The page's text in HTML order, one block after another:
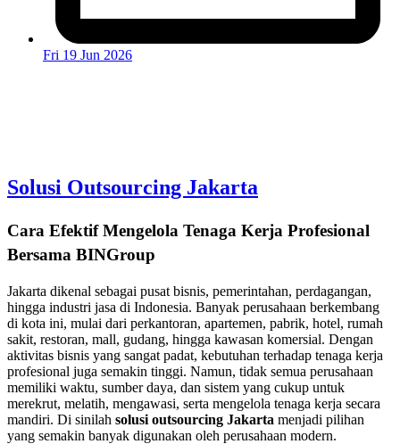
Fri 19 Jun 2026
Solusi Outsourcing Jakarta
Cara Efektif Mengelola Tenaga Kerja Profesional
Bersama BINGroup
Jakarta dikenal sebagai pusat bisnis, pemerintahan, perdagangan,
hingga industri jasa di Indonesia. Banyak perusahaan berkembang
di kota ini, mulai dari perkantoran, apartemen, pabrik, hotel, rumah
sakit, restoran, mall, gudang, hingga kawasan komersial. Dengan
aktivitas bisnis yang sangat padat, kebutuhan terhadap tenaga kerja
profesional juga semakin tinggi. Namun, tidak semua perusahaan
memiliki waktu, sumber daya, dan sistem yang cukup untuk
merekrut, melatih, mengawasi, serta mengelola tenaga kerja secara
mandiri. Di sinilah solusi outsourcing Jakarta menjadi pilihan
yang semakin banyak digunakan oleh perusahaan modern.